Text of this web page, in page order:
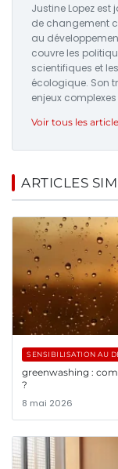
Justine Lopez
de changement
au
couvre les
scientifiques et
écologique. Son
enjeux
Voir tous les
ARTICLES
SENSIBILISATION AU
greenwashing :
?
8 mai 2026